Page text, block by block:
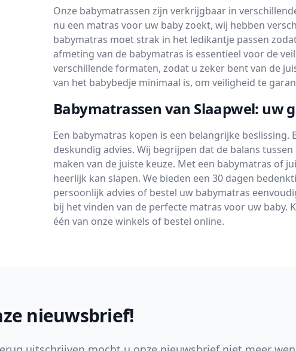
Onze babymatrassen zijn verkrijgbaar in
nu een matras voor uw baby zoekt, wij hebben
babymatras moet strak in het ledikantje passen
afmeting van de babymatras is essentieel voor de
verschillende formaten, zodat u zeker bent van de
van het babybedje minimaal is, om veiligheid te
Babymatrassen van Slaapwel: uw
Een babymatras kopen is een belangrijke
deskundig advies. Wij begrijpen dat de balans
maken van de juiste keuze. Met een babymatras of
heerlijk kan slapen. We bieden een 30 dagen
persoonlijk advies of bestel uw babymatras
bij het vinden van de perfecte matras voor uw baby.
één van onze winkels of bestel online.
nieuwsbrief!